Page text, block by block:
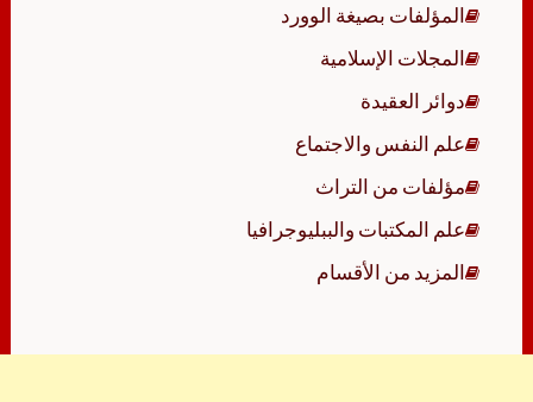
المؤلفات بصيغة الوورد
المجلات الإسلامية
دوائر العقيدة
علم النفس والاجتماع
مؤلفات من التراث
علم المكتبات والببليوجرافيا
المزيد من الأقسام